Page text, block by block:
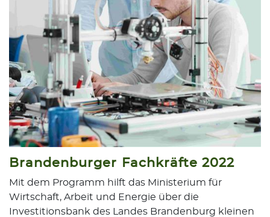
Brandenburger Fachkräfte 2022
Mit dem Programm hilft das Ministerium für
Wirtschaft, Arbeit und Energie über die
Investitionsbank des Landes Brandenburg kleinen